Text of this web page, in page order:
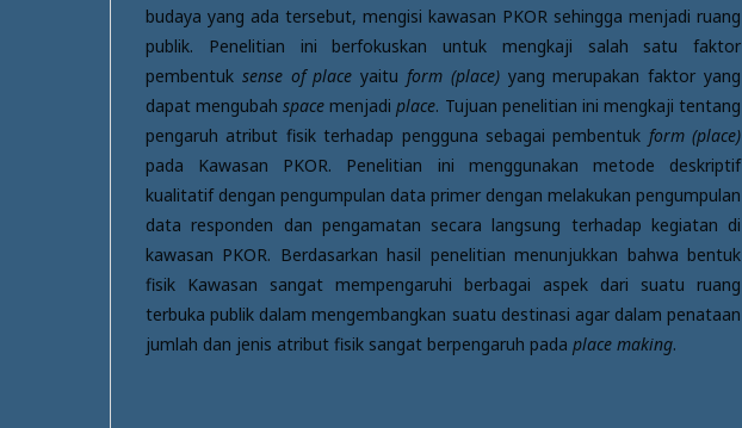
budaya yang ada tersebut, mengisi kawasan PKOR sehingga menjadi ruang
publik. Penelitian ini berfokuskan untuk mengkaji salah satu faktor
pembentuk sense of place yaituform (place)yang merupakan faktor yang
dapat mengubahspace menjadiplace. Tujuan penelitian ini mengkaji tentang
pengaruh atribut fisik terhadap pengguna sebagai pembentuk form (place)
pada Kawasan PKOR. Penelitian ini menggunakan metode deskriptif
kualitatif dengan pengumpulan data primer dengan melakukan pengumpulan
data responden dan pengamatan secara langsung terhadap kegiatan di
kawasan PKOR. Berdasarkan hasil penelitian menunjukkan bahwa bentuk
fisik Kawasan sangat mempengaruhi berbagai aspek dari suatu ruang
terbuka publik dalam mengembangkan suatu destinasi agar dalam penataan
jumlah dan jenis atribut fisik sangat berpengaruh pada place making.